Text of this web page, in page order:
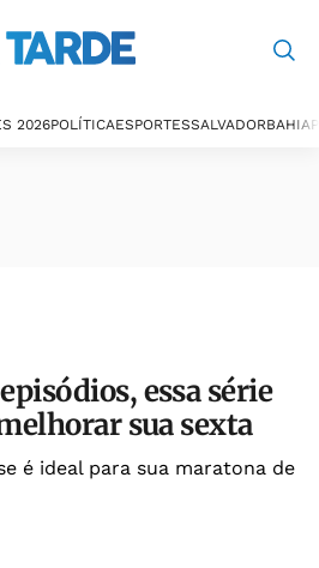
2026POLÍTICAESPORTESSALVADORBAHIA
essa série
sua sexta
é ideal para sua maratona de